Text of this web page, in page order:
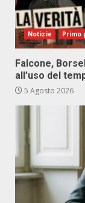
Notizie Primo
Falcone,
all’uso del
5 Agosto 2026